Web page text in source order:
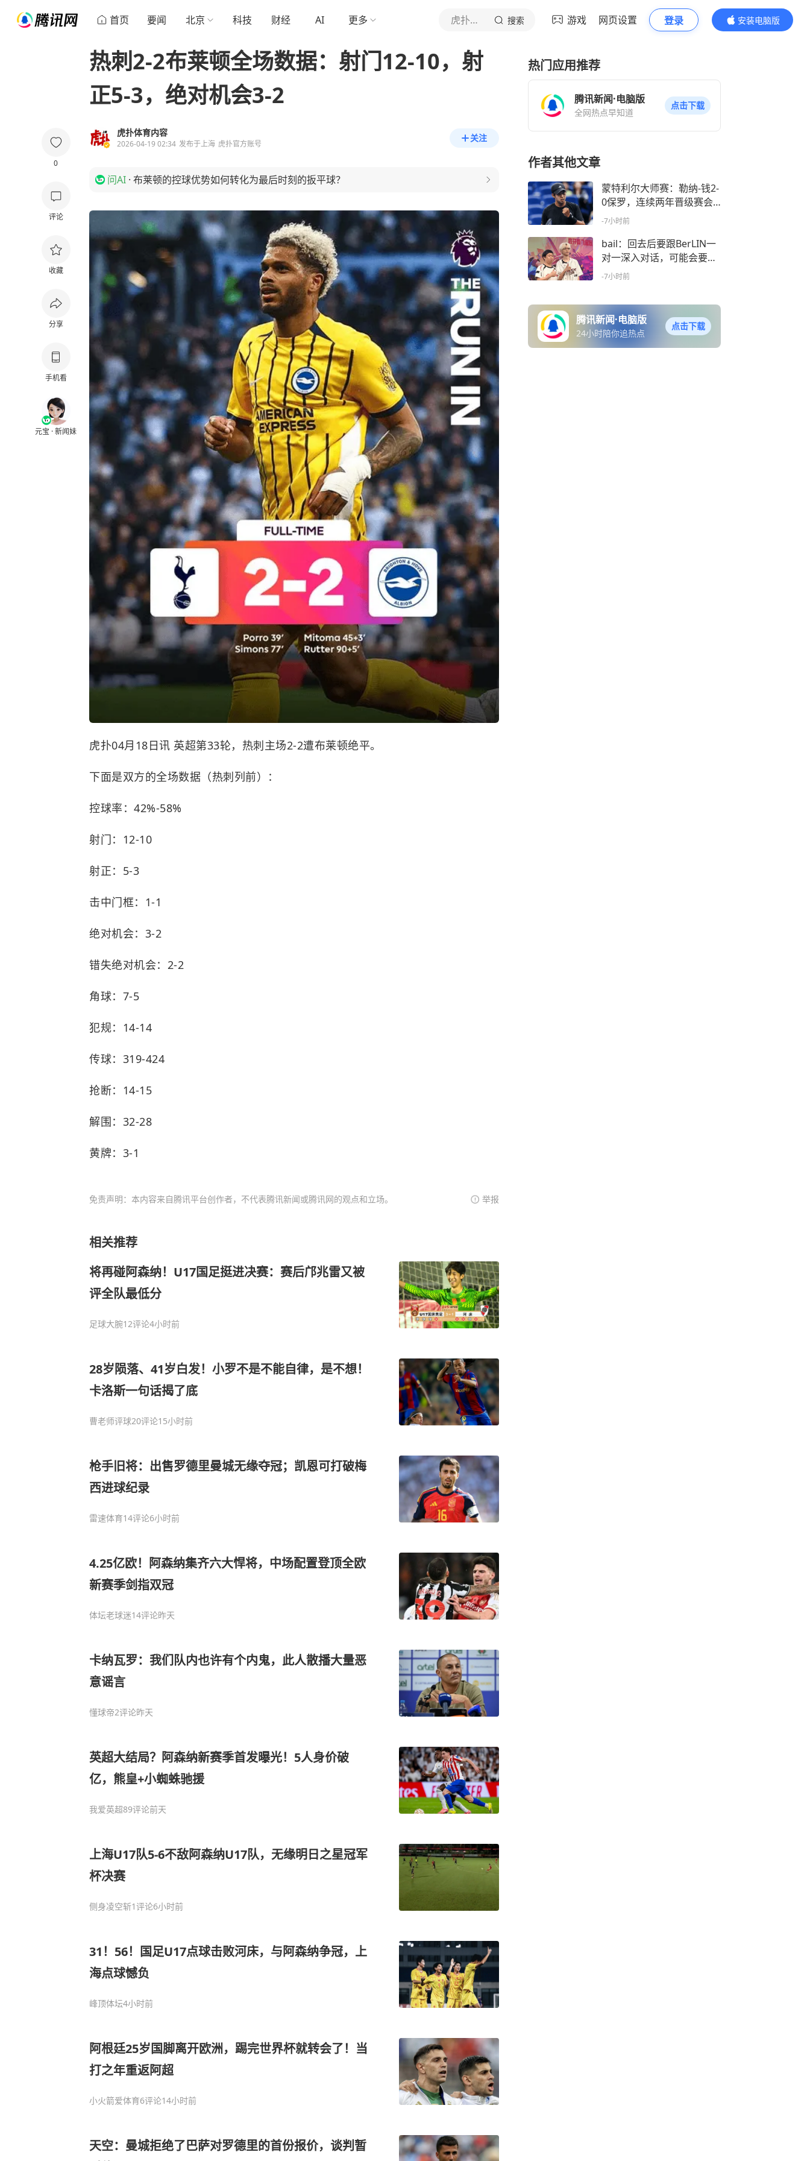
首页 要闻 北京 科技 财经 AI 更多 虎扑体育内容 搜索 游戏 网页设置 登录
安装电脑版
内容更精彩
0
评论
收藏
分享
手机看
元宝 · 新闻妹
热刺2-2布莱顿全场数据：射门12-10，射
正5-3，绝对机会3-2
虎扑体育内容
2026-04-19 02:34 发布于上海 虎扑官方账号
关注
问AI · 布莱顿的控球优势如何转化为最后时刻的扳平球？
虎扑04月18日讯 英超第33轮，热刺主场2-2遭布莱顿绝平。
下面是双方的全场数据（热刺列前）：
控球率：42%-58%
射门：12-10
射正：5-3
击中门框：1-1
绝对机会：3-2
错失绝对机会：2-2
角球：7-5
犯规：14-14
传球：319-424
抢断：14-15
解围：32-28
黄牌：3-1
免责声明：本内容来自腾讯平台创作者，不代表腾讯新闻或腾讯网的观点和立场。 举报
相关推荐
将再碰阿森纳！U17国足挺进决赛：赛后邝兆雷又被
评全队最低分
足球大腕12评论4小时前
28岁陨落、41岁白发！小罗不是不能自律，是不想！
卡洛斯一句话揭了底
曹老师评球20评论15小时前
枪手旧将：出售罗德里曼城无缘夺冠；凯恩可打破梅
西进球纪录
雷速体育14评论6小时前
4.25亿欧！阿森纳集齐六大悍将，中场配置登顶全欧
新赛季剑指双冠
体坛老球迷14评论昨天
卡纳瓦罗：我们队内也许有个内鬼，此人散播大量恶
意谣言
懂球帝2评论昨天
英超大结局？阿森纳新赛季首发曝光！5人身价破
亿，熊皇+小蜘蛛驰援
我爱英超89评论前天
上海U17队5-6不敌阿森纳U17队，无缘明日之星冠军
杯决赛
侧身凌空斩1评论6小时前
31！56！国足U17点球击败河床，与阿森纳争冠，上
海点球憾负
峰顶体坛4小时前
阿根廷25岁国脚离开欧洲，踢完世界杯就转会了！当
打之年重返阿超
小火箭爱体育6评论14小时前
天空：曼城拒绝了巴萨对罗德里的首份报价，谈判暂
热门应用推荐
腾讯新闻·电脑版
全网热点早知道
点击下载
作者其他文章
蒙特利尔大师赛：勒纳-钱2-
0保罗，连续两年晋级赛会1
6强
-7小时前
bail：回去后要跟BerLIN一
对一深入对话，可能会要教
训一下
-7小时前
腾讯新闻·电脑版
24小时陪你追热点
点击下载